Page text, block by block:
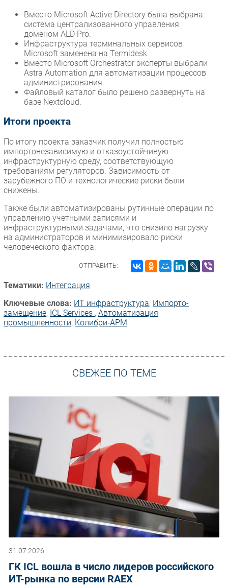
Вместо Microsoft Active Directory была выбрана
система централизованного управления
доменом ALD Pro.
Инфраструктура терминальных сервисов
Microsoft заменена на Termidesk.
Вместо Microsoft Orchestrator эксперты выбрали
Astra Automation для автоматизации процессов
администрирования.
Файловый каталог было решено развернуть на
базе Nextcloud.
Итоги проекта
По итогу проекта заказчик получил полностью
импортонезависимую и отказоустойчивую
инфраструктурную среду, соответствующую
требованиям регуляторов. Зависимость от
зарубежного ПО и технологические риски были
снижены.
Также были автоматизированы рутинные операции по
управлению учетными записями и
инфраструктурными задачами, что снизило нагрузку
на администраторов и минимизировало риски
человеческого фактора.
ОТПРАВИТЬ:
Тематики: Интеграция
Ключевые слова: ИТ инфраструктура, Импорто­
замещение, ICL Services , Автоматизация
промышленности, Колибри-АРМ
СВЕЖЕЕ ПО ТЕМЕ
31.07.2026
ГК ICL вошла в число лидеров российского
ИТ-рынка по версии RAEX